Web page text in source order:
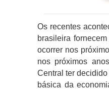
Os recentes
brasileira
ocorrer nos
nos próximos
Central ter
básica da